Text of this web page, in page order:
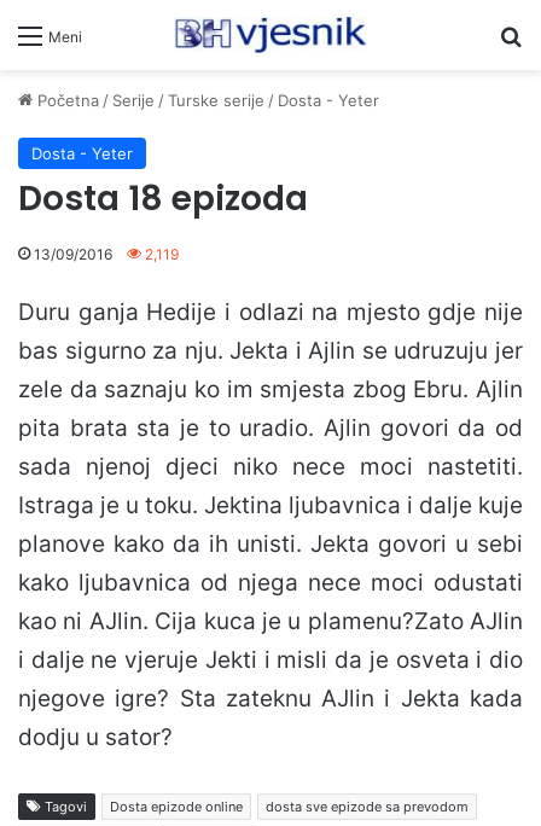
Meni
Početna/ Serije /Turske serije / Dosta - Yeter
Dosta - Yeter
Dosta 18 epizoda
13/09/2016 2,119
Duru ganja Hedije i odlazi na mjesto gdje nije
bas sigurno za nju. Jekta i Ajlin se udruzuju jer
zele da saznaju ko im smjesta zbog Ebru. Ajlin
pita brata sta je to uradio. Ajlin govori da od
sada njenoj djeci niko nece moci nastetiti.
Istraga je u toku. Jektina ljubavnica i dalje kuje
planove kako da ih unisti. Jekta govori u sebi
kako ljubavnica od njega nece moci odustati
kao ni AJlin. Cija kuca je u plamenu?Zato AJlin
i dalje ne vjeruje Jekti i misli da je osveta i dio
njegove igre? Sta zateknu AJlin i Jekta kada
dodju u sator?
Tagovi Dosta epizode online
dosta sve epizode sa prevodom